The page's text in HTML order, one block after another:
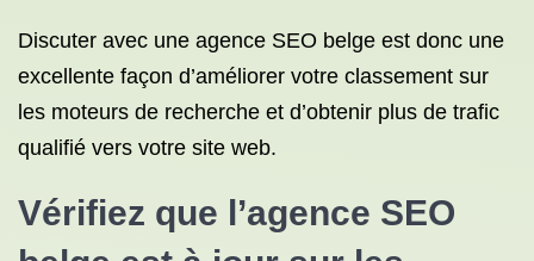
Discuter avec une agence SEO belge est donc une
excellente façon d’améliorer votre classement sur
les moteurs de recherche et d’obtenir plus de trafic
qualifié vers votre site web.
Vérifiez que l’agence SEO